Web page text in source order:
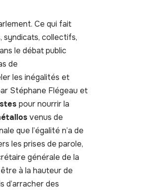
Ce qui fait
syndicats, collectifs,
le débat public
de
les inégalités et
Stéphane Flégeau et
pour nourrir la
venus de
que l’égalité n’a de
les prises de parole,
générale de la
à la hauteur de
d’arracher des